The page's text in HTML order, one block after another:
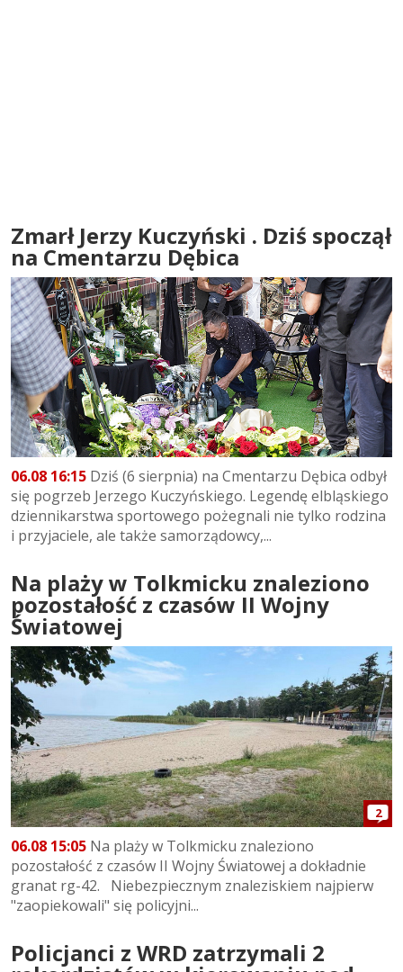
Zmarł Jerzy Kuczyński . Dziś spoczął
na Cmentarzu Dębica
06.08 16:15 Dziś (6 sierpnia) na Cmentarzu Dębica odbył
się pogrzeb Jerzego Kuczyńskiego. Legendę elbląskiego
dziennikarstwa sportowego pożegnali nie tylko rodzina
i przyjaciele, ale także samorządowcy,...
Na plaży w Tolkmicku znaleziono
pozostałość z czasów II Wojny
Światowej
2
06.08 15:05 Na plaży w Tolkmicku znaleziono
pozostałość z czasów II Wojny Światowej a dokładnie
granat rg-42. Niebezpiecznym znaleziskiem najpierw
"zaopiekowali" się policyjni...
Policjanci z WRD zatrzymali 2